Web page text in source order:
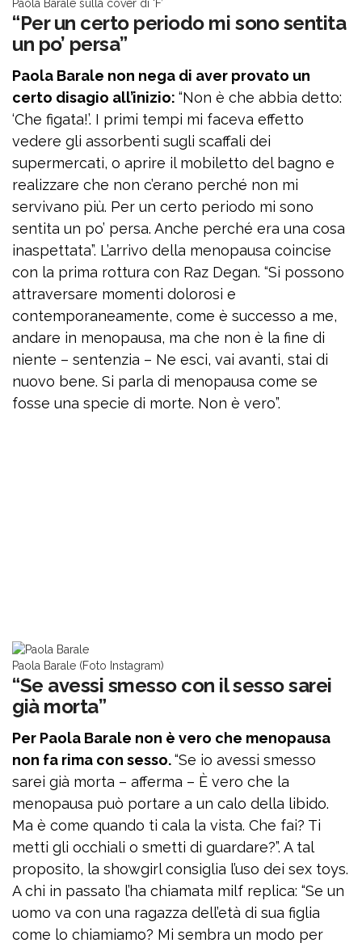
Paola Barale sulla cover di ‘F’
“Per un certo periodo mi sono sentita
un po’ persa”
Paola Barale non nega di aver provato un
certo disagio all’inizio: “Non è che abbia detto:
‘Che figata!’. I primi tempi mi faceva effetto
vedere gli assorbenti sugli scaffali dei
supermercati, o aprire il mobiletto del bagno e
realizzare che non c’erano perché non mi
servivano più. Per un certo periodo mi sono
sentita un po’ persa. Anche perché era una cosa
inaspettata”. L’arrivo della menopausa coincise
con la prima rottura con Raz Degan. “Si possono
attraversare momenti dolorosi e
contemporaneamente, come è successo a me,
andare in menopausa, ma che non è la fine di
niente – sentenzia – Ne esci, vai avanti, stai di
nuovo bene. Si parla di menopausa come se
fosse una specie di morte. Non è vero”.
Paola Barale (Foto Instagram)
“Se avessi smesso con il sesso sarei
già morta”
Per Paola Barale non è vero che menopausa
non fa rima con sesso.“Se io avessi smesso
sarei già morta – afferma – È vero che la
menopausa può portare a un calo della libido.
Ma è come quando ti cala la vista. Che fai? Ti
metti gli occhiali o smetti di guardare?”. A tal
proposito, la showgirl consiglia l’uso dei sex toys.
A chi in passato l’ha chiamata milf replica: “Se un
uomo va con una ragazza dell’età di sua figlia
come lo chiamiamo? Mi sembra un modo per